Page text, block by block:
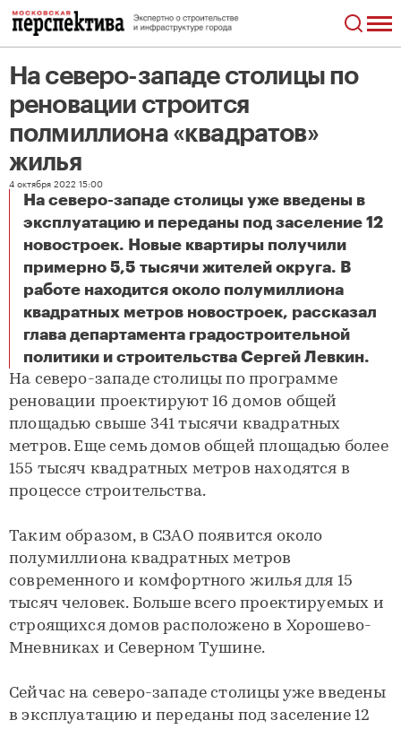
На северо-западе столицы по
реновации строится
полмиллиона «квадратов»
жилья
4 октября 2022 15:00
На северо-западе столицы уже введены в
эксплуатацию и переданы под заселение 12
новостроек. Новые квартиры получили
примерно 5,5 тысячи жителей округа. В
работе находится около полумиллиона
квадратных метров новостроек, рассказал
глава департамента градостроительной
политики и строительства Сергей Левкин.
На северо-западе столицы по реновации строится полмиллиона «квадратов» жилья
На северо-западе столицы по программе
реновации проектируют 16 домов общей
площадью свыше 341 тысячи квадратных
метров. Еще семь домов общей площадью более
155 тысяч квадратных метров находятся в
процессе строительства.
Таким образом, в СЗАО появится около
полумиллиона квадратных метров
современного и комфортного жилья для 15
тысяч человек. Больше всего проектируемых и
строящихся домов расположено в Хорошево-
Мневниках и Северном Тушине.
Сейчас на северо-западе столицы уже введены
в эксплуатацию и переданы под заселение 12